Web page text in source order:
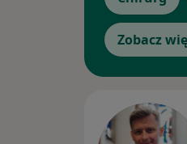
Zobacz